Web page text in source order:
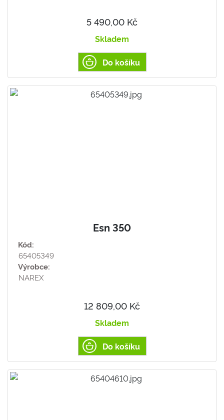
5 490,00 Kč
Skladem
Do košíku
Esn 350
Kód:
65405349
Výrobce:
NAREX
12 809,00 Kč
Skladem
Do košíku